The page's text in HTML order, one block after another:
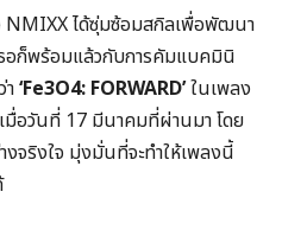
NMIXX ได้ซุ่มซ้อมสกิลเพื่อพัฒนา
อก็พร้อมแล้วกับการคัมแบคมินิ
‘Fe3O4: FORWARD’ในเพลง
เมื่อวันที่ 17 มีนาคมที่ผ่านมา โดย
งจริงใจ มุ่งมั่นที่จะทำให้เพลงนี้